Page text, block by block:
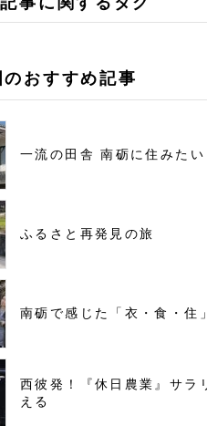
のおすすめ記事
一流の田舎 南砺に住みたい
ふるさと再発見の旅
南砺で感じた「衣・食・住」
西彼発！『休日農業』サラ
える